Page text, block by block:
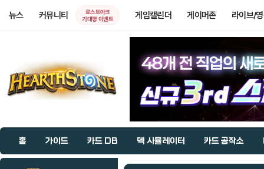
뉴스 커뮤니티
로스트아크
기대평 이벤트
게임캘린더 게이머존 라이브/
홈 가이드 카드 DB 덱 시뮬레이터 카드 공작소